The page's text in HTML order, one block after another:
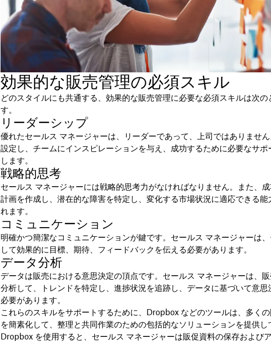
効果的な販売管理の必須スキル
どのスタイルにも共通する、効果的な販売管理に必要な必須スキルは次の
す。
リーダーシップ
優れたセールス マネージャーは、リーダーであって、上司ではありませ
設定し、チームにインスピレーションを与え、成功するために必要なサポ
します。
戦略的思考
セールス マネージャーには戦略的思考力がなければなりません。また、
計画を作成し、潜在的な障害を特定し、変化する市場状況に適応できる能
れます。
コミュニケーション
明確かつ簡潔なコミュニケーションが鍵です。セールス マネージャーは
して効果的に目標、期待、フィードバックを伝える必要があります。
データ分析
データは販売における意思決定の頂点です。セールス マネージャーは、
分析して、トレンドを特定し、進捗状況を追跡し、データに基づいて意思
必要があります。
これらのスキルをサポートするために、Dropbox などのツールは、多く
を簡素化して、整理と共同作業のための包括的なソリューションを提供し
Dropbox を使用すると、セールス マネージャーは販促資料の保存および